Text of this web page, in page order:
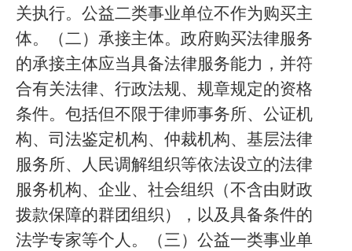
关执行。公益二类事业单位不作为购买主
体。（二）承接主体。政府购买法律服务
的承接主体应当具备法律服务能力，并符
合有关法律、行政法规、规章规定的资格
条件。包括但不限于律师事务所、公证机
构、司法鉴定机构、仲裁机构、基层法律
服务所、人民调解组织等依法设立的法律
服务机构、企业、社会组织（不含由财政
拨款保障的群团组织），以及具备条件的
法学专家等个人。（三）公益一类事业单